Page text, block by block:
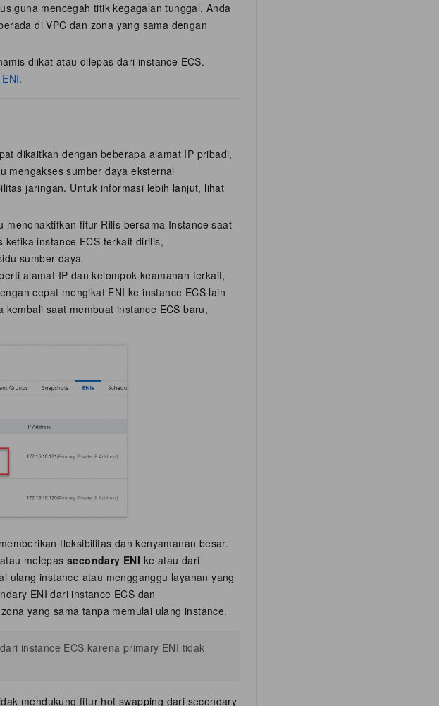
guna mencegah titik kegagalan tunggal, Anda
di VPC dan zona yang sama dengan
diikat atau dilepas dari instance ECS.
.
dikaitkan dengan beberapa alamat IP pribadi,
mengakses sumber daya eksternal
jaringan. Untuk informasi lebih lanjut, lihat
menonaktifkan fitur Rilis bersama Instance saat
ketika instance ECS terkait dirilis,
sumber daya.
alamat IP dan kelompok keamanan terkait,
cepat mengikat ENI ke instance ECS lain
saat membuat instance ECS baru,
fleksibilitas dan kenyamanan besar.
melepas secondary ENI ke atau dari
ulang instance atau mengganggu layanan yang
ENI dari instance ECS dan
yang sama tanpa memulai ulang instance.
instance ECS karena primary ENI tidak
mendukung fitur hot swapping dari secondary